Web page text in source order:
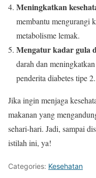
Meningkatkan
membantu mengurangi
metabolisme lemak.
Mengatur kadar gula
darah dan
penderita diabetes tipe 2.
Jika ingin menjaga
makanan yang
sehari-hari. Jadi, sampai
istilah ini, ya!
Categories: Kesehatan